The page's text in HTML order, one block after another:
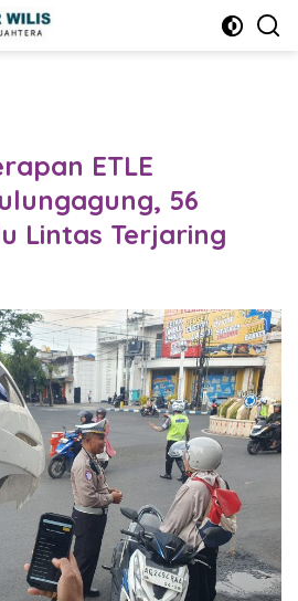
ETLE
56
Lintas Terjaring